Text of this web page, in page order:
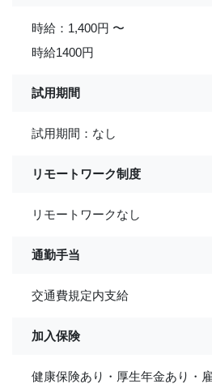
時給：1,400円 〜
時給1400円
試用期間
試用期間：なし
リモートワーク制度
リモートワークなし
通勤手当
交通費規定内支給
加入保険
健康保険あり・厚生年金あり・